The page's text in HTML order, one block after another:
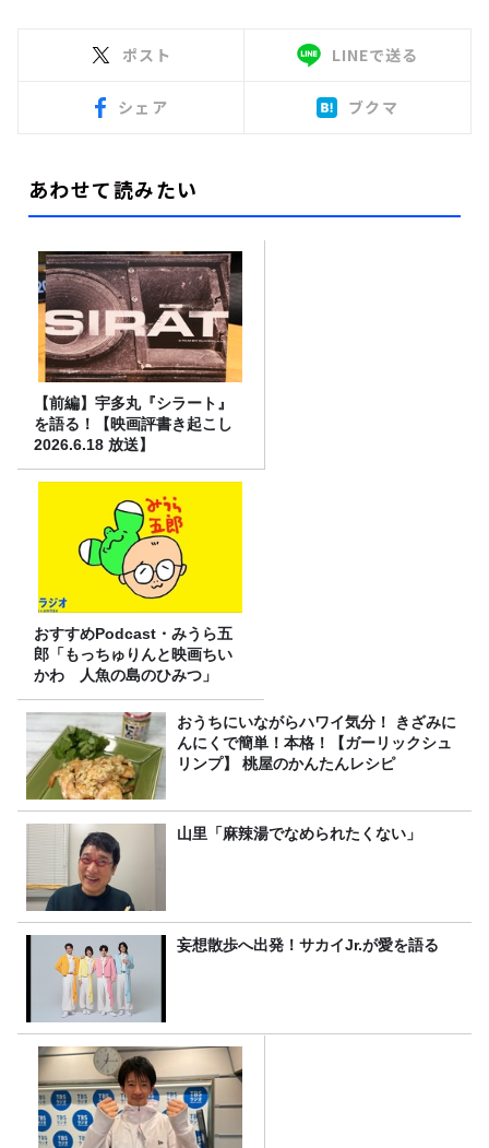
ポスト LINEで送る
シェア ブクマ
あわせて読みたい
【前編】宇多丸『シラート』
を語る！【映画評書き起こし
2026.6.18 放送】
おすすめPodcast・みうら五
郎「もっちゅりんと映画ちい
かわ 人魚の島のひみつ」
おうちにいながらハワイ気分！ きざみに
んにくで簡単！本格！【ガーリックシュ
リンプ】 桃屋のかんたんレシピ
山里「麻辣湯でなめられたくない」
妄想散歩へ出発！サカイJr.が愛を語る